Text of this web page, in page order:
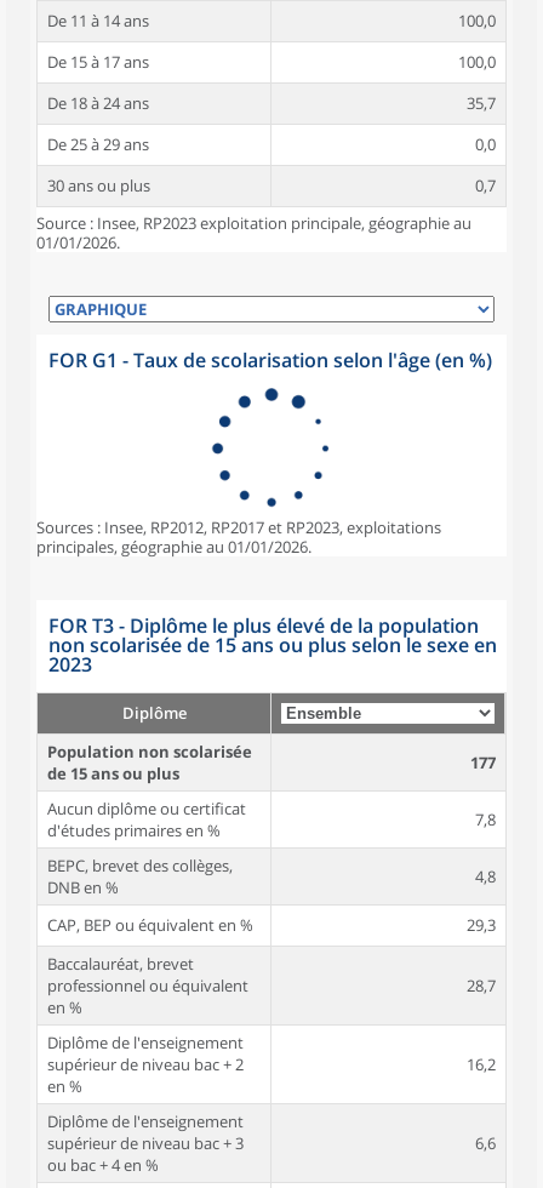
De 11 à 14 ans
100,0
De 15 à 17 ans
100,0
De 18 à 24 ans
35,7
De 25 à 29 ans
0,0
30 ans ou plus
0,7
Source : Insee, RP2023 exploitation principale, géographie au
01/01/2026.
FOR G1 - Taux de scolarisation selon l'âge (en %)
Sources : Insee, RP2012, RP2017 et RP2023, exploitations
principales, géographie au 01/01/2026.
FOR T3 - Diplôme le plus élevé de la population
non scolarisée de 15 ans ou plus selon le sexe en
2023
Diplôme
Population non scolarisée
de 15 ans ou plus
177
Aucun diplôme ou certificat
d'études primaires en %
7,8
BEPC, brevet des collèges,
DNB en %
4,8
CAP, BEP ou équivalent en %
29,3
Baccalauréat, brevet
professionnel ou équivalent
en %
28,7
Diplôme de l'enseignement
supérieur de niveau bac + 2
en %
16,2
Diplôme de l'enseignement
supérieur de niveau bac + 3
ou bac + 4 en %
6,6